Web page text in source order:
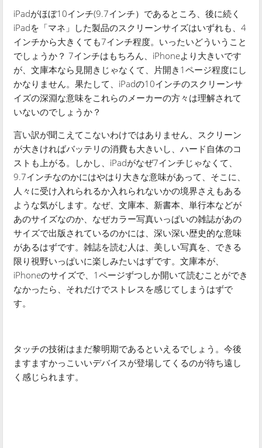
iPadがほぼ10インチ(9.7インチ）であるところ、後に続く
iPadを「マネ」した製品のスクリーンサイズはいずれも、4
インチから大きくても7インチ程度。いったいどういうこと
でしょうか？ 7インチはもちろん、iPhoneより大きいです
が、文庫本なら見開きじゃなくて、片開き1ページ程度にし
かなりません。果たして、iPadの10インチのスクリーンサ
イズの深淵な意味をこれらのメーカーの方々は理解されて
いないのでしょうか？
言い訳が聞こえてこないわけではありません、スクリーン
が大きければバッテリの消費も大きいし、ハード自体のコ
ストも上がる。しかし、iPadがなぜ7インチじゃなくて、
9.7インチなのかにはやはり大きな意味があって、そこに、
人々に受け入れられるか入れられないかの境界さえもある
ような気がします。なぜ、文庫本、新書本、単行本などが
あのサイズなのか、なぜカラー写真いっぱいの雑誌があの
サイズで出版されているのかには、深い深い歴史的な意味
があるはずです。雑誌を読む人は、美しい写真を、できる
限り視野いっぱいに楽しみたいはずです。文庫本が、
iPhoneのサイズで、1ページずつしか開いて読むことができ
なかったら、それだけでストレスを感じてしまうはずで
す。
タッチの技術はまだ黎明期であるといえるでしょう。今後
ますますかっこいいデバイスが登場してくるのが待ち遠し
く感じられます。